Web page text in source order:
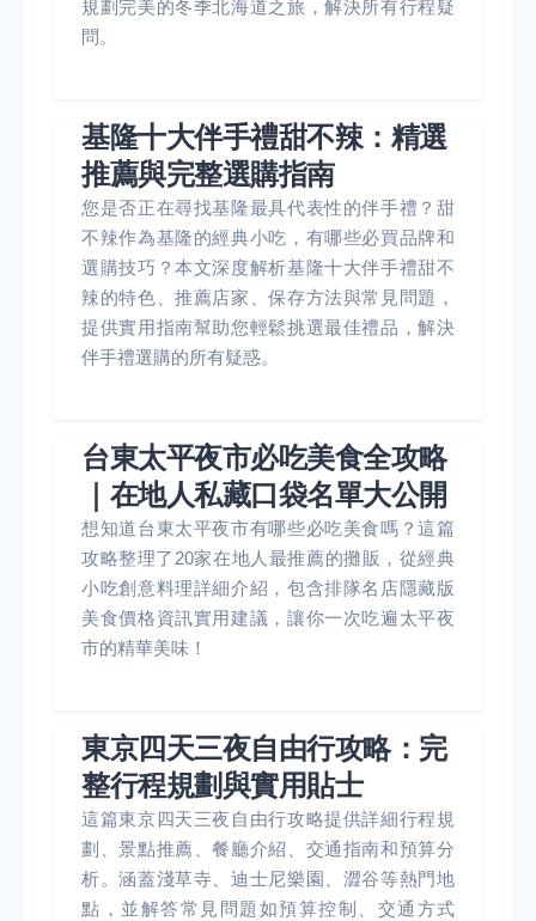
規劃完美的冬季北海道之旅，解決所有行程疑
問。
基隆十大伴手禮甜不辣：精選
推薦與完整選購指南
您是否正在尋找基隆最具代表性的伴手禮？甜
不辣作為基隆的經典小吃，有哪些必買品牌和
選購技巧？本文深度解析基隆十大伴手禮甜不
辣的特色、推薦店家、保存方法與常見問題，
提供實用指南幫助您輕鬆挑選最佳禮品，解決
伴手禮選購的所有疑惑。
台東太平夜市必吃美食全攻略
｜在地人私藏口袋名單大公開
想知道台東太平夜市有哪些必吃美食嗎？這篇
攻略整理了20家在地人最推薦的攤販，從經典
小吃創意料理詳細介紹，包含排隊名店隱藏版
美食價格資訊實用建議，讓你一次吃遍太平夜
市的精華美味！
東京四天三夜自由行攻略：完
整行程規劃與實用貼士
這篇東京四天三夜自由行攻略提供詳細行程規
劃、景點推薦、餐廳介紹、交通指南和預算分
析。涵蓋淺草寺、迪士尼樂園、澀谷等熱門地
點，並解答常見問題如預算控制、交通方式